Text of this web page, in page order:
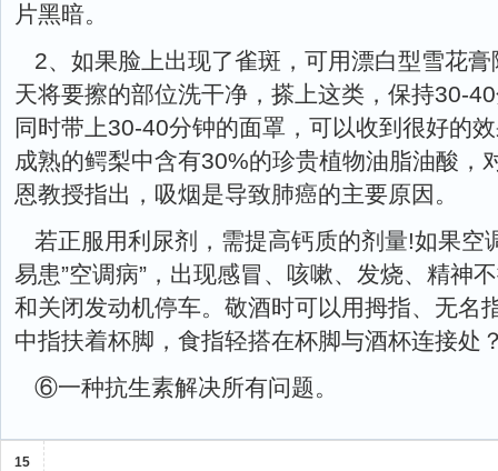
片黑暗。
2、如果脸上出现了雀斑，可用漂白型雪花
天将要擦的部位洗干净，搽上这类，保持30-
同时带上30-40分钟的面罩，可以收到很好的
成熟的鳄梨中含有30%的珍贵植物油脂油酸，
恩教授指出，吸烟是导致肺癌的主要原因。
若正服用利尿剂，需提高钙质的剂量!如果空
易患”空调病”，出现感冒、咳嗽、发烧、精神
和关闭发动机停车。敬酒时可以用拇指、无名
中指扶着杯脚，食指轻搭在杯脚与酒杯连接处
⑥一种抗生素解决所有问题。
15